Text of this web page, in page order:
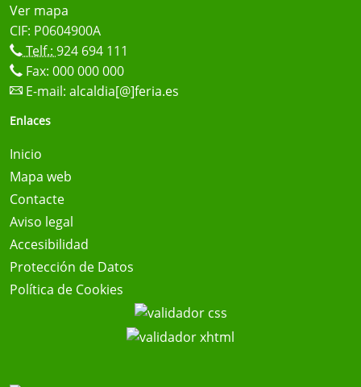
Ver mapa
CIF: P0604900A
Telf.: 924 694 111
Fax: 000 000 000
E-mail: alcaldia[@]feria.es
Enlaces
Inicio
Mapa web
Contacte
Aviso legal
Accesibilidad
Protección de Datos
Política de Cookies